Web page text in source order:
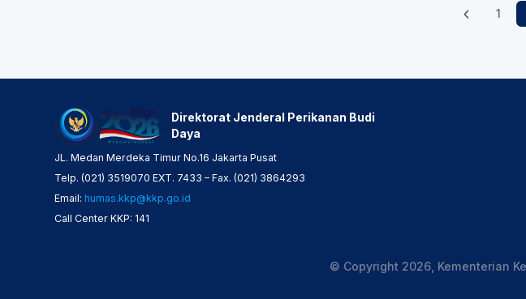
1
Direktorat Jenderal Perikanan Budi
Daya
JL. Medan Merdeka Timur No.16 Jakarta Pusat
Telp. (021) 3519070 EXT. 7433 – Fax. (021) 3864293
Email: humas.kkp@kkp.go.id
Call Center KKP: 141
© Copyright 2026, Kementerian